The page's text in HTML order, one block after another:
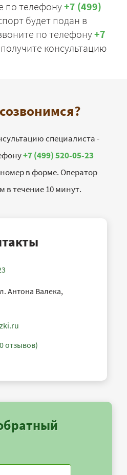
по телефону+7 (499)
будет подан в
по телефону+7
консультацию
специалиста -
+7 (499) 520-05-23
в форме. Оператор
в течение 10 минут.
Антона Валека,
отзывов)